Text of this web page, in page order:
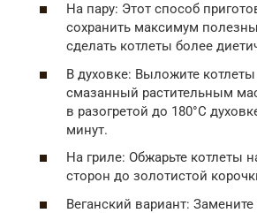
На пару: Этот способ
сохранить максимум
сделать котлеты более
В духовке: Выложите
смазанный растительным
в разогретой до 180°C
минут.
На гриле: Обжарьте котлеты
сторон до золотистой
Веганский вариант: